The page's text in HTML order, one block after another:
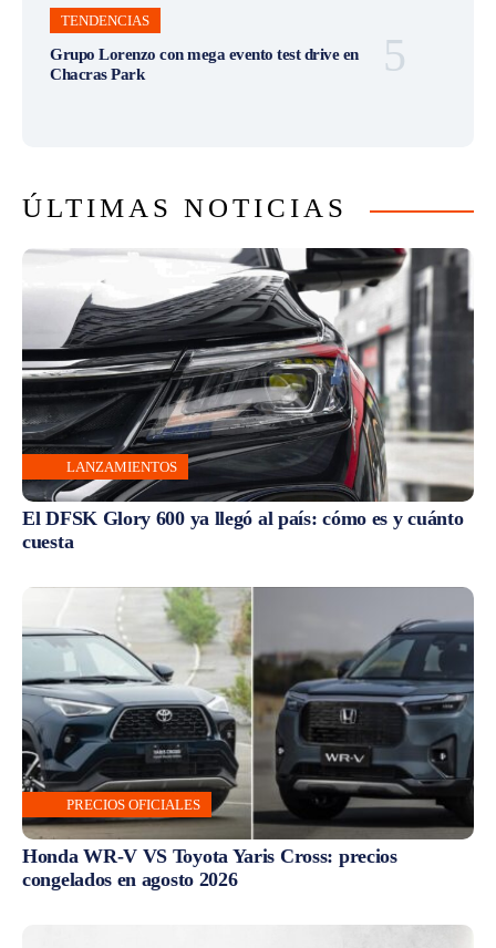
TENDENCIAS
Grupo Lorenzo con mega evento test drive en
Chacras Park
ÚLTIMAS NOTICIAS
LANZAMIENTOS
El DFSK Glory 600 ya llegó al país: cómo es y cuánto
cuesta
PRECIOS OFICIALES
Honda WR-V VS Toyota Yaris Cross: precios
congelados en agosto 2026